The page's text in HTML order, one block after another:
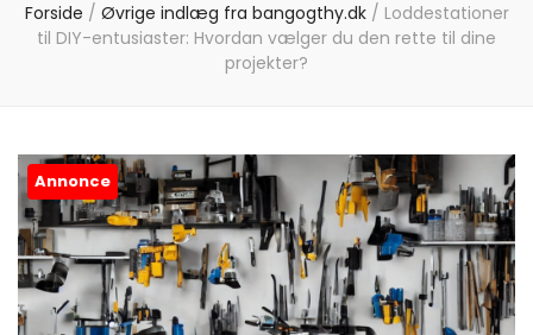
Forside / Øvrige indlæg fra bangogthy.dk / Loddestationer
til DIY-entusiaster: Hvordan vælger du den rette til dine
projekter?
Annonce